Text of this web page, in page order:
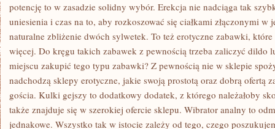
potencję to w zasadzie solidny wybór. Erekcja nie nadciąga tak
uniesienia i czas na to, aby rozkoszować się ciałkami złączonymi
naturalne zbliżenie dwóch sylwetek. To też erotyczne zabawki,
więcej. Do kręgu takich zabawek z pewnością trzeba zaliczyć dildo
miejscu zakupić tego typu zabawki? Z pewnością nie w sklepie
nadchodzą sklepy erotyczne, jakie swoją prostotą oraz dobrą ofertą
gościa. Kulki gejszy to dodatkowy dodatek, z którego należałoby
także znajduje się w szerokiej ofercie sklepu. Wibrator analny to
jednakowe. Wszystko tak w istocie zależy od tego, czego